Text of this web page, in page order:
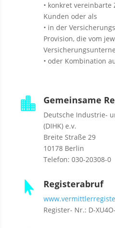
• konkret
Kunden oder als
• in der
Provision, die vom
• oder Kombination
 Gemeinsame
Deutsche Industrie-
(DIHK) e.v.
Breite Straße 29
10178 Berlin
Telefon: 030-20308-0
 Registerabruf
Register- Nr.: D-